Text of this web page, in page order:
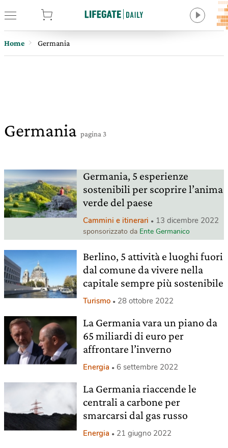
Home Germania
Germania pagina 3
Germania, 5 esperienze
sostenibili per scoprire l’anima
verde del paese
Cammini e itinerari 13 dicembre 2022
sponsorizzato da Ente Germanico
Berlino, 5 attività e luoghi fuori
dal comune da vivere nella
capitale sempre più sostenibile
Turismo 28 ottobre 2022
La Germania vara un piano da
65 miliardi di euro per
affrontare l’inverno
Energia 6 settembre 2022
La Germania riaccende le
centrali a carbone per
smarcarsi dal gas russo
Energia 21 giugno 2022